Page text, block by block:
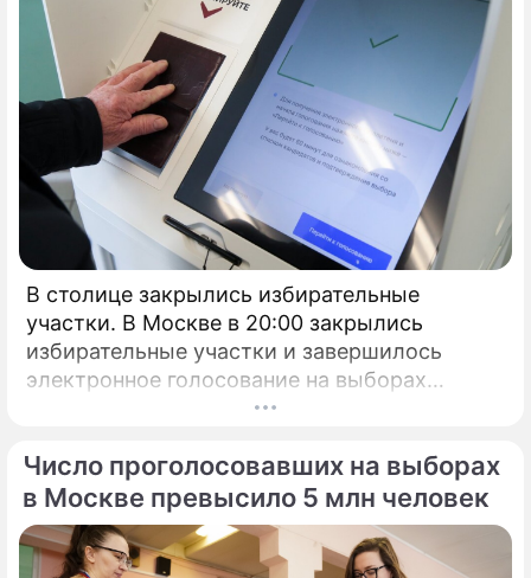
В столице закрылись избирательные
участки. В Москве в 20:00 закрылись
избирательные участки и завершилось
электронное голосование на выборах
Число проголосовавших на выборах
в Москве превысило 5 млн человек